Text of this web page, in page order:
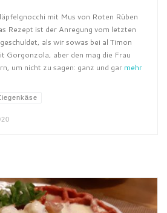
mit Mus von Roten Rüben
Rezept ist der Anregung vom letzten
als wir sowas bei al Timon
Gorgonzola, aber den mag die Frau
um nicht zu sagen: ganz und gar mehr